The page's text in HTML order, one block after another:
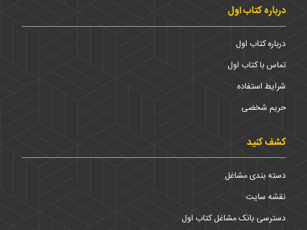
درباره کتاب اول
درباره کتاب اول
تماس با کتاب اول
شرایط استفاده
حریم شخضی
کشف کنید
دسته بندی مشاغل
نقشه سایت
دسترسی بانک مشاغل کتاب اول